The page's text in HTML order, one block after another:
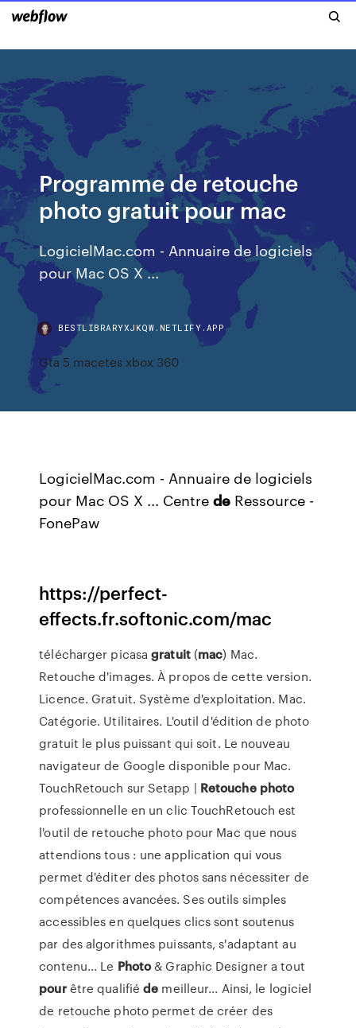
Programme de retouche
photo gratuit pour mac
LogicielMac.com - Annuaire de logiciels
pour Mac OS X ...
BESTLIBRARYXJKQW.NETLIFY.APP
Gta 5 macetes xbox 360
LogicielMac.com - Annuaire de logiciels
pour Mac OS X ... Centrede Ressource -
FonePaw
https://perfect-
effects.fr.softonic.com/mac
télécharger picasagratuit(mac) Mac.
Retouche d'images. À propos de cette version.
Licence. Gratuit. Système d'exploitation. Mac.
Catégorie. Utilitaires. L'outil d'édition de photo
gratuit le plus puissant qui soit. Le nouveau
navigateur de Google disponible pour Mac.
TouchRetouch sur Setapp | Retouche photo
professionnelle en un clic TouchRetouch est
l'outil de retouche photo pour Mac que nous
attendions tous : une application qui vous
permet d'éditer des photos sans nécessiter de
compétences avancées. Ses outils simples
accessibles en quelques clics sont soutenus
par des algorithmes puissants, s'adaptant au
contenu... Le Photo& Graphic Designer a tout
pourêtre qualifiéde meilleur... Ainsi, le logiciel
de retouche photo permet de créer des